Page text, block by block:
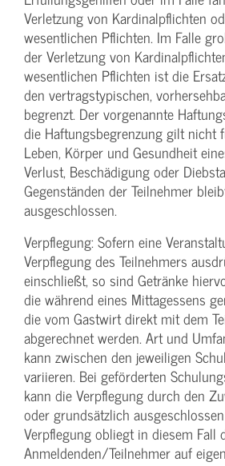
Verletzung von Kardinalpflichten
wesentlichen Pflichten. Im Falle
der Verletzung von
wesentlichen Pflichten ist die
den vertragstypischen,
begrenzt. Der vorgenannte
die Haftungs­begrenzung gilt nicht
Leben, Körper und Gesundheit
Verlust, Beschädigung oder
Gegenständen der Teilnehmer
ausgeschlossen.
Verpflegung: Sofern eine
Verpflegung des Teilnehmers
einschließt, so sind Getränke
die während eines Mittagessens
die vom Gastwirt direkt mit dem
abgerechnet werden. Art und
kann zwischen den jeweiligen
variieren. Bei geförderten
kann die Verpflegung durch den
oder grundsätzlich
Verpflegung obliegt in diesem Fall
Anmeldenden/­Teilnehmer auf